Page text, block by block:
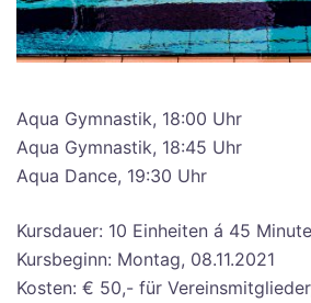
Aqua Gymnastik, 18:00 Uhr
Aqua Gymnastik, 18:45 Uhr
Aqua Dance, 19:30 Uhr
Kursdauer: 10 Einheiten á 45
Kursbeginn: Montag, 08.11.2021
Kosten: € 50,- für